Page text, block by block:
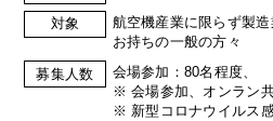
対象
航空機産業に限らず製
お持ちの一般の方々
募集人数
会場参加：80名程度、
※ 会場参加、オンラン
※ 新型コロナウイルス